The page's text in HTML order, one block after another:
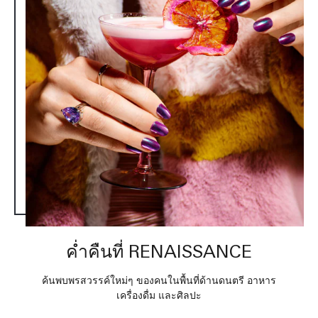
ค่ำคืนที่ RENAISSANCE
ค้นพบพรสวรรค์ใหม่ๆ ของคนในพื้นที่ด้านดนตรี อาหาร
เครื่องดื่ม และศิลปะ